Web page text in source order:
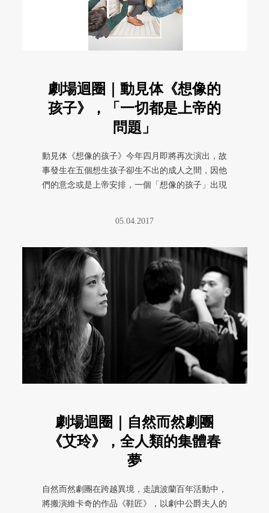
劇場迴圈｜動見体《想像的
孩子》，「一切都是上帝的
問題」
動見体《想像的孩子》今年四月即將再次演出，故
事發生在五個想生孩子卻生不出的成人之間，因他
們的意念或是上帝安排，一個「想像的孩子」出現
05.04.2017
劇場迴圈｜自然而然劇團
《艾玲》，全人類的集體春
夢
自然而然劇團在跨越異境，走讀波蘭百年活動中，
將搬演維卡奇的作品《鞋匠》，以劇中公爵夫人的